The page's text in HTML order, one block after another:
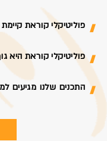
פוליטיקלי קוראת קיימת מאז
פוליטיקלי קוראת היא גוף
התכנים שלנו מגיעים